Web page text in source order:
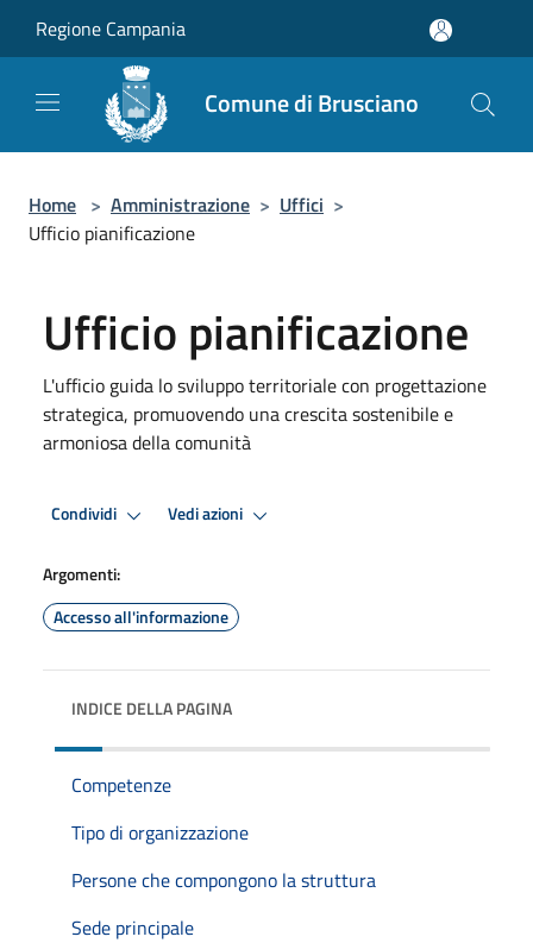
Regione Campania
Comune di Brusciano
Home > Amministrazione > Uffici >
Ufficio pianificazione
Ufficio pianificazione
L'ufficio guida lo sviluppo territoriale con progettazione
strategica, promuovendo una crescita sostenibile e
armoniosa della comunità
Condividi Vedi azioni
Argomenti:
Accesso all'informazione
INDICE DELLA PAGINA
Competenze
Tipo di organizzazione
Persone che compongono la struttura
Sede principale